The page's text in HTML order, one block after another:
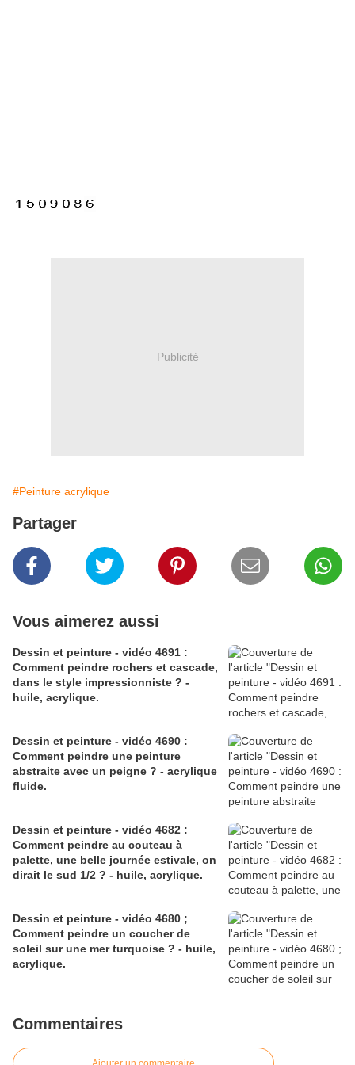
Publicité
#Peinture acrylique
Partager
Vous aimerez aussi
Dessin et peinture - vidéo 4691 :
Comment peindre rochers et cascade,
dans le style impressionniste ? -
huile, acrylique.
Dessin et peinture - vidéo 4690 :
Comment peindre une peinture
abstraite avec un peigne ? - acrylique
fluide.
Dessin et peinture - vidéo 4682 :
Comment peindre au couteau à
palette, une belle journée estivale, on
dirait le sud 1/2 ? - huile, acrylique.
Dessin et peinture - vidéo 4680 ;
Comment peindre un coucher de
soleil sur une mer turquoise ? - huile,
acrylique.
Commentaires